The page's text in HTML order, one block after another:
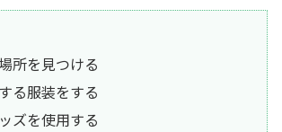
所を見つける
る服装をする
ズを使用する